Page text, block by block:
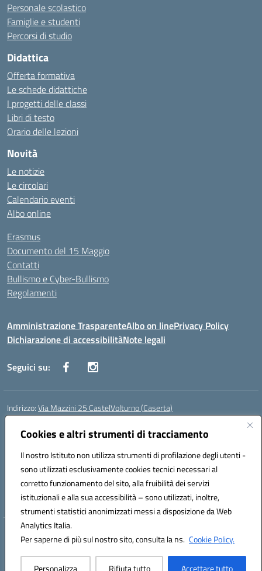
Cookies e altri strumenti di tracciamento
Il nostro Istituto non utilizza strumenti di profilazione degli utenti -
sono utilizzati esclusivamente cookies tecnici necessari al
corretto funzionamento del sito, alla fruibilità dei servizi
istituzionali e alla sua accessibilità – sono utilizzati, inoltre,
strumenti statistici anonimizzati messi a disposizione da Web
Analytics Italia.
Per saperne di più sul nostro sito, consulta la ns. Cookie Policy.
Personalizza Rifiuta tutto Accettare tutto
Personale scolastico
Famiglie e studenti
Percorsi di studio
Didattica
Offerta formativa
Le schede didattiche
I progetti delle classi
Libri di testo
Orario delle lezioni
Novità
Le notizie
Le circolari
Calendario eventi
Albo online
Erasmus
Documento del 15 Maggio
Contatti
Bullismo e Cyber-Bullismo
Regolamenti
Amministrazione TrasparenteAlbo on linePrivacy Policy
Dichiarazione di accessibilitàNote legali
Seguici su:
Indirizzo:Via Mazzini 25 CastelVolturno (Caserta)
Centralino:
Posta elettronica certificata (PEC):ceis014005@pec.istruzione.it
Codice fiscale: 93063510619
Codice meccanografico:CEIS014005
Codice Indice delle Pubbliche Amministrazioni (IPA): istsc_ceis014005
Codice unico di fatturazione (CUF): UOU8EW
Hosting & Powered by 3D Solution S.r.l.
Concept & Design by Designers Italia